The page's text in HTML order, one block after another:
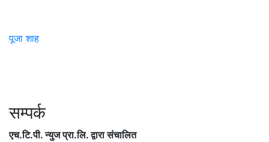
पूजा शाह
सम्पर्क
एच.टि.पी. न्युज प्रा.लि. द्वारा संचालित